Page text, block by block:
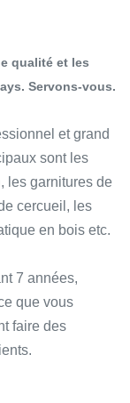
qualité et les
Servons-vous.
et grand
sont les
les garnitures de
cercueil, les
en bois etc.
7 années,
que vous
faire des